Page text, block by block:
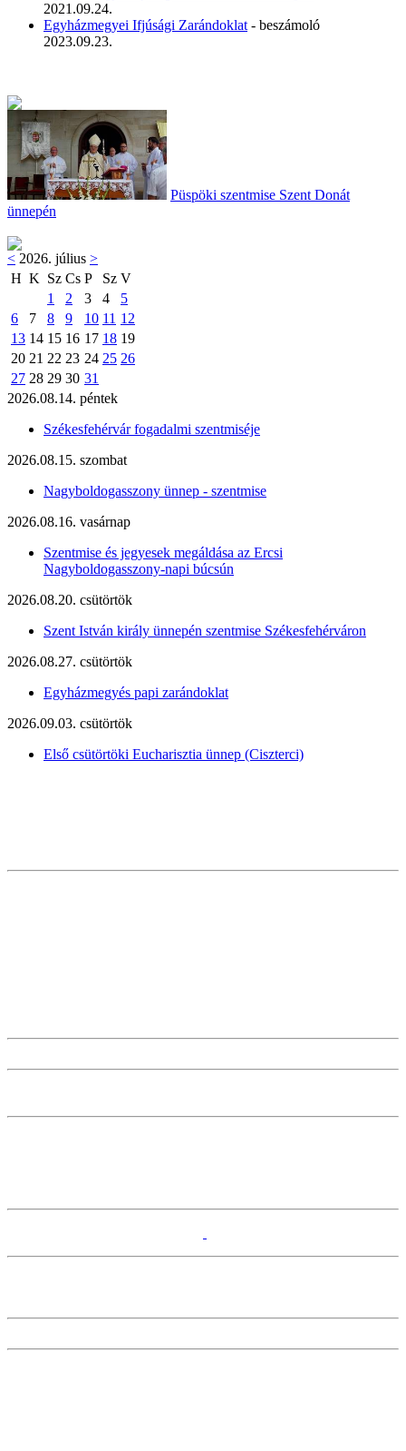
2021.09.24.
Egyházmegyei Ifjúsági Zarándoklat - beszámoló
2023.09.23.
Püspöki szentmise Szent Donát
ünnepén
< 2026. július >
H K Sz Cs P Sz V
1
2 3 4
5
6
7 8 9 10 11 12
13 14 15 16 17 18 19
20 21 22 23 24 25 26
27 28 29 30 31
2026.08.14. péntek
Székesfehérvár fogadalmi szentmiséje
2026.08.15. szombat
Nagyboldogasszony ünnep - szentmise
2026.08.16. vasárnap
Szentmise és jegyesek megáldása az Ercsi
Nagyboldogasszony-napi búcsún
2026.08.20. csütörtök
Szent István király ünnepén szentmise Székesfehérváron
2026.08.27. csütörtök
Egyházmegyés papi zarándoklat
2026.09.03. csütörtök
Első csütörtöki Eucharisztia ünnep (Ciszterci)